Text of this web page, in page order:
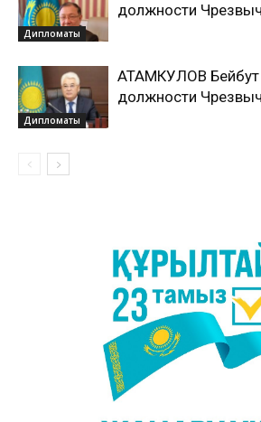
Дипломаты
должности
Дипломаты
АТАМКУЛОВ
должности